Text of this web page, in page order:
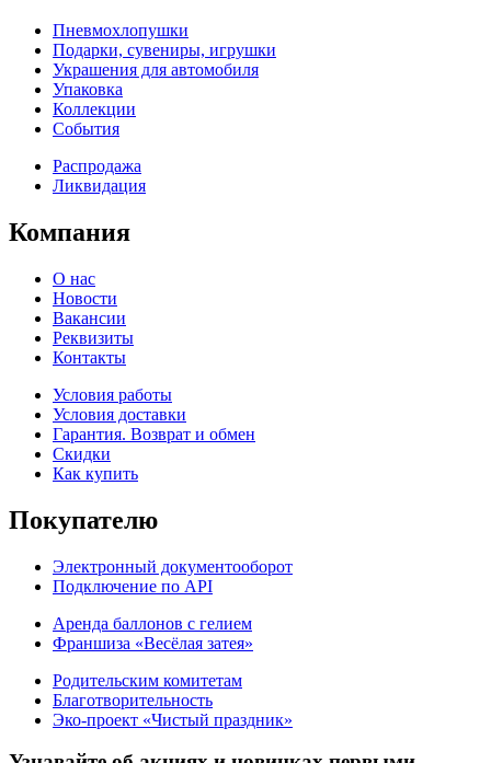
Пневмохлопушки
Подарки, сувениры, игрушки
Украшения для автомобиля
Упаковка
Коллекции
События
Распродажа
Ликвидация
Компания
О нас
Новости
Вакансии
Реквизиты
Контакты
Условия работы
Условия доставки
Гарантия. Возврат и обмен
Скидки
Как купить
Покупателю
Электронный документооборот
Подключение по API
Аренда баллонов с гелием
Франшиза «Весёлая затея»
Родительским комитетам
Благотворительность
Эко-проект «Чистый праздник»